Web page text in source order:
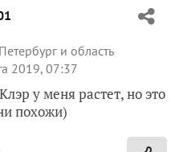
и область
2019, 07:37
у меня растет, но это
похожи)